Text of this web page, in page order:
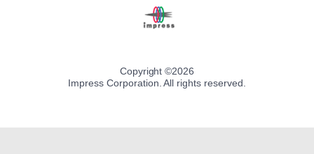
Copyright ©2026
Impress Corporation. All rights reserved.